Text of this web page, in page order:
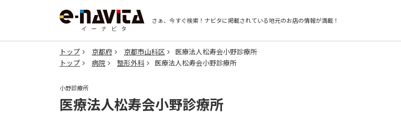
さぁ、今すぐ検索！ ナビタに掲載されている地元のお店の情報が満載！
トップ 京都府 京都市山科区
医療法人松寿会小野診療所
トップ
病院 整形外科 医療法人松寿会小野診療所
小野診療所
医療法人松寿会小野診療所